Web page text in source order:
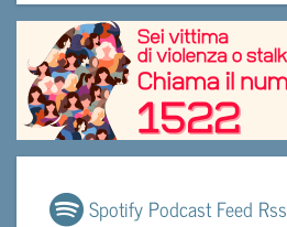
Spotify Podcast Feed Rss